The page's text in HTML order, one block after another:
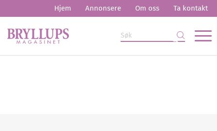
Hjem Annonsere Om oss Ta kontakt